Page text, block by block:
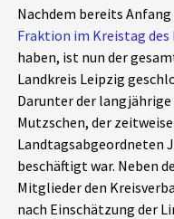
Dossiers
Leipziger Zustände
Schlaglichter
Phänomene
Nachdem bereits Anfang
Fraktion im Kreistag des
haben, ist nun der
Landkreis Leipzig
Darunter der langjährige
Mutzschen, der
Landtagsabgeordneten
beschäftigt war. Neben
Mitglieder den
nach Einschätzung der